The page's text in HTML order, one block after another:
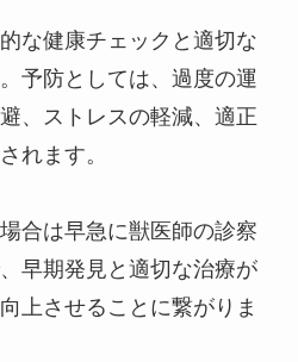
な健康チェックと適切な
予防としては、過度の運
、ストレスの軽減、適正
れます。
合は早急に獣医師の診察
早期発見と適切な治療が
上させることに繋がりま